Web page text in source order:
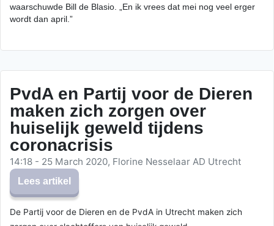
waarschuwde Bill de Blasio. „En ik vrees dat mei nog veel erger
wordt dan april.”
PvdA en Partij voor de Dieren
maken zich zorgen over
huiselijk geweld tijdens
coronacrisis
14:18 - 25 March 2020, Florine Nesselaar AD Utrecht
Lees artikel
De Partij voor de Dieren en de PvdA in Utrecht maken zich